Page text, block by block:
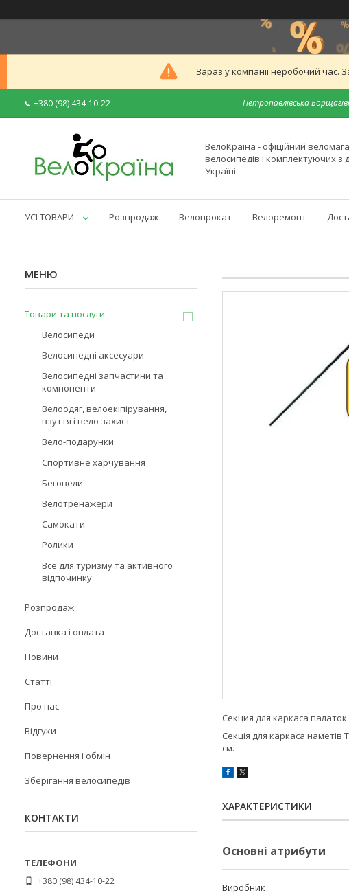
Зараз у компанії неробочий час.
+380 (98) 434-10-22 Петропавлівська
ВелоКраїна - офіційний
велосипедів і комплектуючих з
Україні
УСІ ТОВАРИ Розпродаж Велопрокат Велоремонт
Секция для каркаса
Секція для каркаса
см.
ХАРАКТЕРИСТИКИ
Основні атрибути
Виробник
Товари та послуги
Велосипеди
Велосипедні аксесуари
Велосипедні запчастини та
компоненти
Велоодяг, велоекіпірування,
взуття і вело захист
Вело-подарунки
Спортивне харчування
Беговели
Велотренажери
Самокати
Ролики
Все для туризму та активного
відпочинку
Розпродаж
Доставка і оплата
Новини
Статті
Про нас
Відгуки
Повернення і обмін
Зберігання велосипедів
КОНТАКТИ
+380 (98) 434-10-22